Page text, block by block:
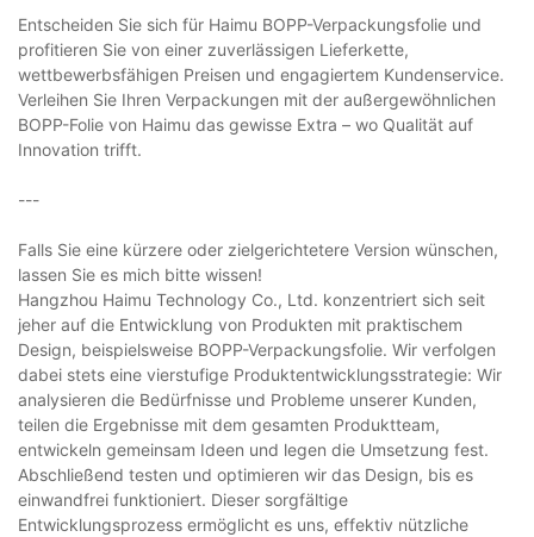
Entscheiden Sie sich für Haimu BOPP-Verpackungsfolie und
profitieren Sie von einer zuverlässigen Lieferkette,
wettbewerbsfähigen Preisen und engagiertem Kundenservice.
Verleihen Sie Ihren Verpackungen mit der außergewöhnlichen
BOPP-Folie von Haimu das gewisse Extra – wo Qualität auf
Innovation trifft.
---
Falls Sie eine kürzere oder zielgerichtetere Version wünschen,
lassen Sie es mich bitte wissen!
Hangzhou Haimu Technology Co., Ltd. konzentriert sich seit
jeher auf die Entwicklung von Produkten mit praktischem
Design, beispielsweise BOPP-Verpackungsfolie. Wir verfolgen
dabei stets eine vierstufige Produktentwicklungsstrategie: Wir
analysieren die Bedürfnisse und Probleme unserer Kunden,
teilen die Ergebnisse mit dem gesamten Produktteam,
entwickeln gemeinsam Ideen und legen die Umsetzung fest.
Abschließend testen und optimieren wir das Design, bis es
einwandfrei funktioniert. Dieser sorgfältige
Entwicklungsprozess ermöglicht es uns, effektiv nützliche